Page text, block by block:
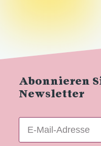
Abonnieren
Newsletter